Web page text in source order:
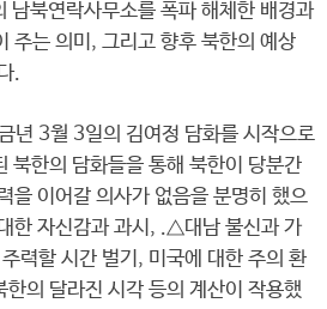
남북연락사무소를 폭파 해체한 배경과
주는 의미, 그리고 향후 북한의 예상
.
년 3월 3일의 김여정 담화를 시작으로
북한의 담화들을 통해 북한이 당분간
을 이어갈 의사가 없음을 분명히 했으
한 자신감과 과시, .△대남 불신과 가
력할 시간 벌기, 미국에 대한 주의 환
의 달라진 시각 등의 계산이 작용했